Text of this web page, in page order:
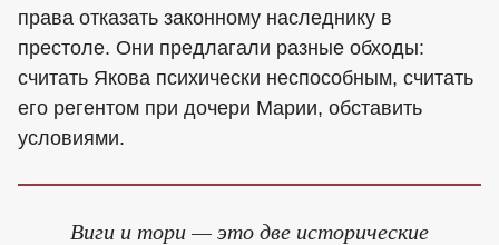
права отказать законному наследнику в
престоле. Они предлагали разные обходы:
считать Якова психически неспособным, считать
его регентом при дочери Марии, обставить
условиями.
Виги и тори — это две исторические